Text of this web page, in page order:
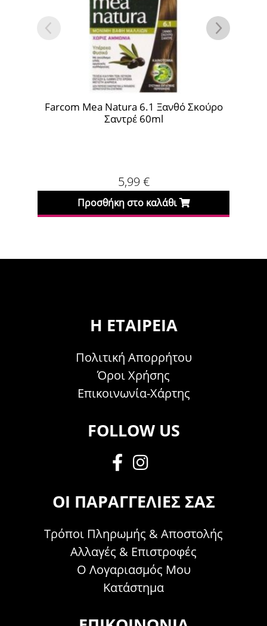
6.1 Ξανθό Σκούρο
Farcom Mea Natura 6
Προσθήκη στο καλάθι
Η ΕΤΑΙΡΕΊΑ
Πολιτική Απορρήτου
Όροι Χρήσης
Επικοινωνία-Χάρτης
FOLLOW US
ΟΙ ΠΑΡΑΓΓΕΛΊΕΣ ΣΑΣ
Τρόποι Πληρωμής & Αποστολής
Αλλαγές & Επιστροφές
Ο Λογαριασμός Μου
Κατάστημα